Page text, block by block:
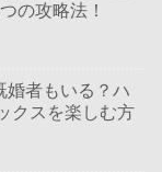
の攻略法！
婚者もいる？ハ
クスを楽しむ方